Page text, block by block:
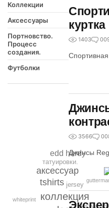
Коллекции
Аксессуары
Портновство.
Процесс
создания.
Футболки
коллекция
tshirts
аксессуар
edd hardy
jersey
skazyavin
татуировки.
whiteprint
куртка
1403 0
3566 0
Джинсы